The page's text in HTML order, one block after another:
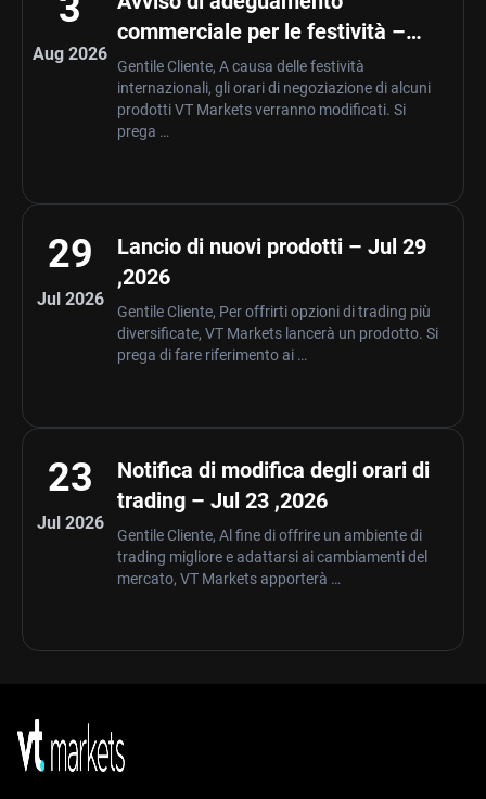
Aug 2026
commerciale per le festività –
Aug 03 ,2026
Gentile Cliente, A causa delle festività
internazionali, gli orari di negoziazione di alcuni
prodotti VT Markets verranno modificati. Si
prega …
29
Jul 2026
Lancio di nuovi prodotti – Jul 29
,2026
Gentile Cliente, Per offrirti opzioni di trading più
diversificate, VT Markets lancerà un prodotto. Si
prega di fare riferimento ai …
23
Jul 2026
Notifica di modifica degli orari di
trading – Jul 23 ,2026
Gentile Cliente, Al fine di offrire un ambiente di
trading migliore e adattarsi ai cambiamenti del
mercato, VT Markets apporterà …